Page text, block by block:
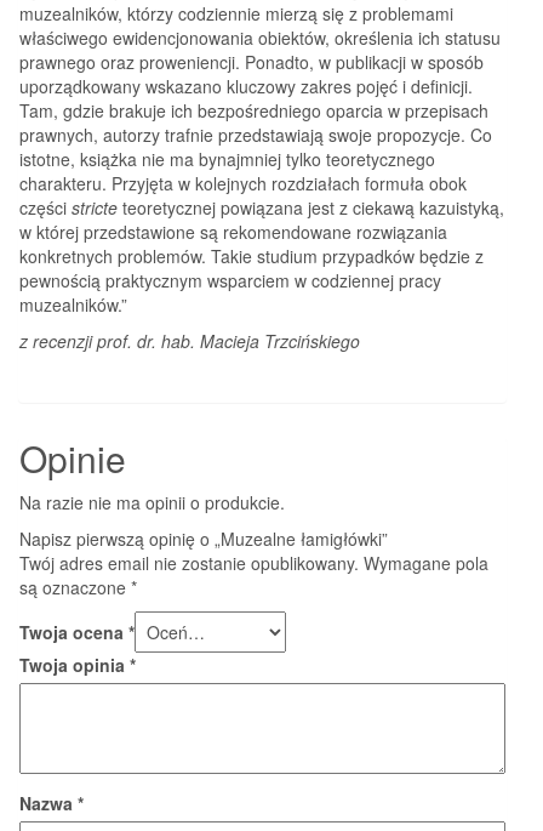
muzealników, którzy codziennie mierzą się z problemami
właściwego ewidencjonowania obiektów, określenia ich statusu
prawnego oraz proweniencji. Ponadto, w publikacji w sposób
uporządkowany wskazano kluczowy zakres pojęć i definicji.
Tam, gdzie brakuje ich bezpośredniego oparcia w przepisach
prawnych, autorzy trafnie przedstawiają swoje propozycje. Co
istotne, książka nie ma bynajmniej tylko teoretycznego
charakteru. Przyjęta w kolejnych rozdziałach formuła obok
części stricte teoretycznej powiązana jest z ciekawą kazuistyką,
w której przedstawione są rekomendowane rozwiązania
konkretnych problemów. Takie studium przypadków będzie z
pewnością praktycznym wsparciem w codziennej pracy
muzealników.”
z recenzji prof. dr. hab. Macieja Trzcińskiego
Opinie
Na razie nie ma opinii o produkcie.
Napisz pierwszą opinię o „Muzealne łamigłówki”
Twój adres email nie zostanie opublikowany. Wymagane pola
są oznaczone *
Twoja ocena *
Twoja opinia *
Nazwa *